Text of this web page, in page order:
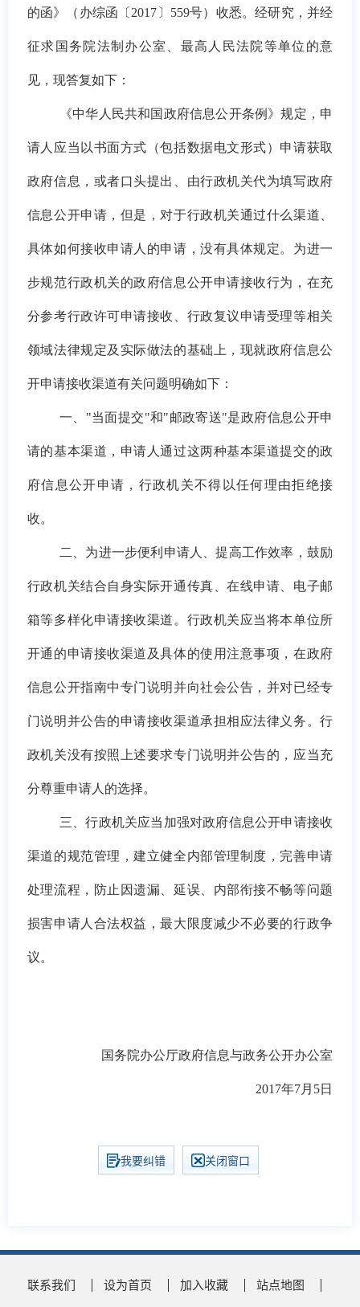
的函》（办综函〔2017〕559号）收悉。经研究，并经
征求国务院法制办公室、最高人民法院等单位的意
见，现答复如下：
《中华人民共和国政府信息公开条例》规定，申
请人应当以书面方式（包括数据电文形式）申请获取
政府信息，或者口头提出、由行政机关代为填写政府
信息公开申请，但是，对于行政机关通过什么渠道、
具体如何接收申请人的申请，没有具体规定。为进一
步规范行政机关的政府信息公开申请接收行为，在充
分参考行政许可申请接收、行政复议申请受理等相关
领域法律规定及实际做法的基础上，现就政府信息公
开申请接收渠道有关问题明确如下：
一、"当面提交"和"邮政寄送"是政府信息公开申
请的基本渠道，申请人通过这两种基本渠道提交的政
府信息公开申请，行政机关不得以任何理由拒绝接
收。
二、为进一步便利申请人、提高工作效率，鼓励
行政机关结合自身实际开通传真、在线申请、电子邮
箱等多样化申请接收渠道。行政机关应当将本单位所
开通的申请接收渠道及具体的使用注意事项，在政府
信息公开指南中专门说明并向社会公告，并对已经专
门说明并公告的申请接收渠道承担相应法律义务。行
政机关没有按照上述要求专门说明并公告的，应当充
分尊重申请人的选择。
三、行政机关应当加强对政府信息公开申请接收
渠道的规范管理，建立健全内部管理制度，完善申请
处理流程，防止因遗漏、延误、内部衔接不畅等问题
损害申请人合法权益，最大限度减少不必要的行政争
议。
国务院办公厅政府信息与政务公开办公室
2017年7月5日
我要纠错 关闭窗口
联系我们 设为首页 加入收藏
站点地图